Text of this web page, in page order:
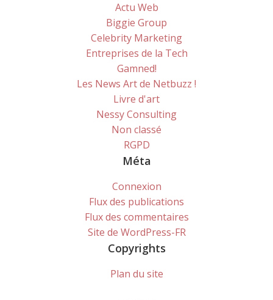
Actu Web
Biggie Group
Celebrity Marketing
Entreprises de la Tech
Gamned!
Les News Art de Netbuzz !
Livre d'art
Nessy Consulting
Non classé
RGPD
Méta
Connexion
Flux des publications
Flux des commentaires
Site de WordPress-FR
Copyrights
Plan du site